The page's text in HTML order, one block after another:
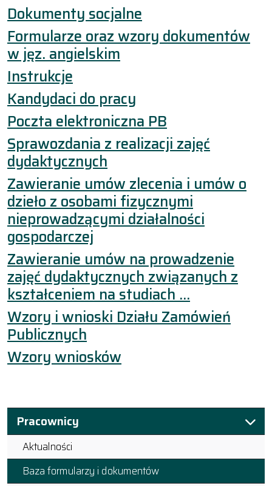
Dokumenty socjalne
Formularze oraz wzory dokumentów
w jęz. angielskim
Instrukcje
Kandydaci do pracy
Poczta elektroniczna PB
Sprawozdania z realizacji zajęć
dydaktycznych
Zawieranie umów zlecenia i umów o
dzieło z osobami fizycznymi
nieprowadzącymi działalności
gospodarczej
Zawieranie umów na prowadzenie
zajęć dydaktycznych związanych z
kształceniem na studiach …
Wzory i wnioski Działu Zamówień
Publicznych
Wzory wniosków
Pracownicy
Aktualności
Baza formularzy i dokumentów